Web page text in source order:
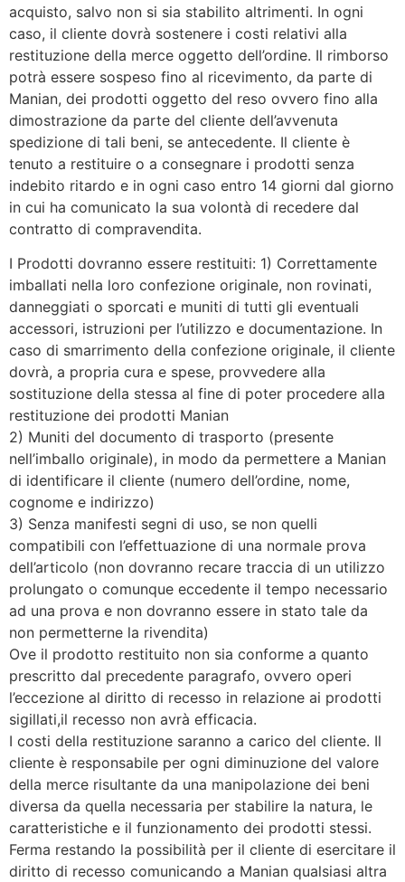
acquisto, salvo non si sia stabilito altrimenti. In ogni
caso, il cliente dovrà sostenere i costi relativi alla
restituzione della merce oggetto dell’ordine. Il rimborso
potrà essere sospeso fino al ricevimento, da parte di
Manian, dei prodotti oggetto del reso ovvero fino alla
dimostrazione da parte del cliente dell’avvenuta
spedizione di tali beni, se antecedente. Il cliente è
tenuto a restituire o a consegnare i prodotti senza
indebito ritardo e in ogni caso entro 14 giorni dal giorno
in cui ha comunicato la sua volontà di recedere dal
contratto di compravendita.
I Prodotti dovranno essere restituiti: 1) Correttamente
imballati nella loro confezione originale, non rovinati,
danneggiati o sporcati e muniti di tutti gli eventuali
accessori, istruzioni per l’utilizzo e documentazione. In
caso di smarrimento della confezione originale, il cliente
dovrà, a propria cura e spese, provvedere alla
sostituzione della stessa al fine di poter procedere alla
restituzione dei prodotti Manian
2) Muniti del documento di trasporto (presente
nell’imballo originale), in modo da permettere a Manian
di identificare il cliente (numero dell’ordine, nome,
cognome e indirizzo)
3) Senza manifesti segni di uso, se non quelli
compatibili con l’effettuazione di una normale prova
dell’articolo (non dovranno recare traccia di un utilizzo
prolungato o comunque eccedente il tempo necessario
ad una prova e non dovranno essere in stato tale da
non permetterne la rivendita)
Ove il prodotto restituito non sia conforme a quanto
prescritto dal precedente paragrafo, ovvero operi
l’eccezione al diritto di recesso in relazione ai prodotti
sigillati,il recesso non avrà efficacia.
I costi della restituzione saranno a carico del cliente. Il
cliente è responsabile per ogni diminuzione del valore
della merce risultante da una manipolazione dei beni
diversa da quella necessaria per stabilire la natura, le
caratteristiche e il funzionamento dei prodotti stessi.
Ferma restando la possibilità per il cliente di esercitare il
diritto di recesso comunicando a Manian qualsiasi altra